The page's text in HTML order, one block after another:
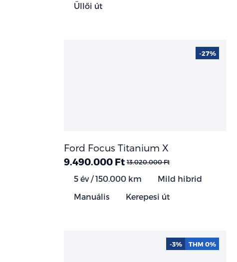
Üllői út
Ford Focus Titanium X
9.490.000 Ft 13.020.000 Ft
5 év / 150.000 km
Mild hibrid
Manuális
Kerepesi út
-27%
-3% THM 0%